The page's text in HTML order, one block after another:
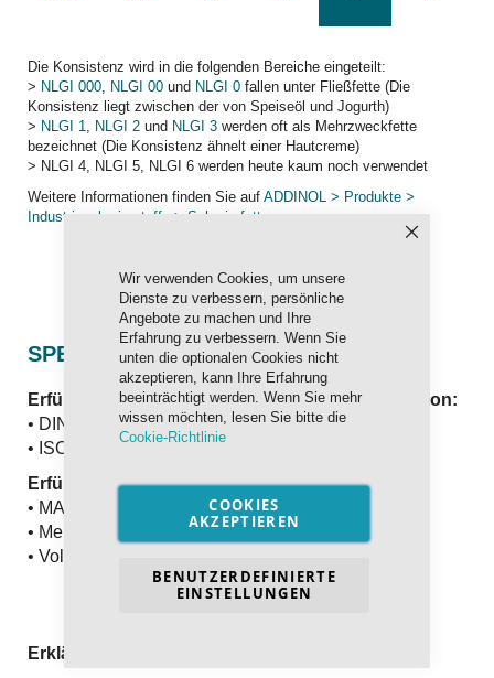
Wir verwenden Cookies, um unsere
Dienste zu verbessern, persönliche
Angebote zu machen und Ihre
Erfahrung zu verbessern. Wenn Sie
unten die optionalen Cookies nicht
akzeptieren, kann Ihre Erfahrung
beeinträchtigt werden. Wenn Sie mehr
wissen möchten, lesen Sie bitte die
Cookie-Richtlinie
COOKIES
AKZEPTIEREN
BENUTZERDEFINIERTE
EINSTELLUNGEN
Die Konsistenz wird in die folgenden Bereiche eingeteilt:
> NLGI 000, NLGI 00 und NLGI 0 fallen unter Fließfette (Die
Konsistenz liegt zwischen der von Speiseöl und Jogurth)
> NLGI 1, NLGI 2 und NLGI 3 werden oft als Mehrzweckfette
bezeichnet (Die Konsistenz ähnelt einer Hautcreme)
> NLGI 4, NLGI 5, NLGI 6 werden heute kaum noch verwendet
Weitere Informationen finden Sie auf ADDINOL > Produkte >
Industrieschmierstoffe > Schmierfett
SPEZIFIKATION UND FREIGABEN
Erfüllt und übertrifft die internationale Spezifikation:
• DIN 51502 KP2K-30
• ISO 6743 L-X CCEB2
Erfüllt und übertrifft die Anforderungen an:
• MAN 283 Li-P 2
• Mercedes MB 267.0
• Volvo STD 1277,18
Erklärung der DIN 51502